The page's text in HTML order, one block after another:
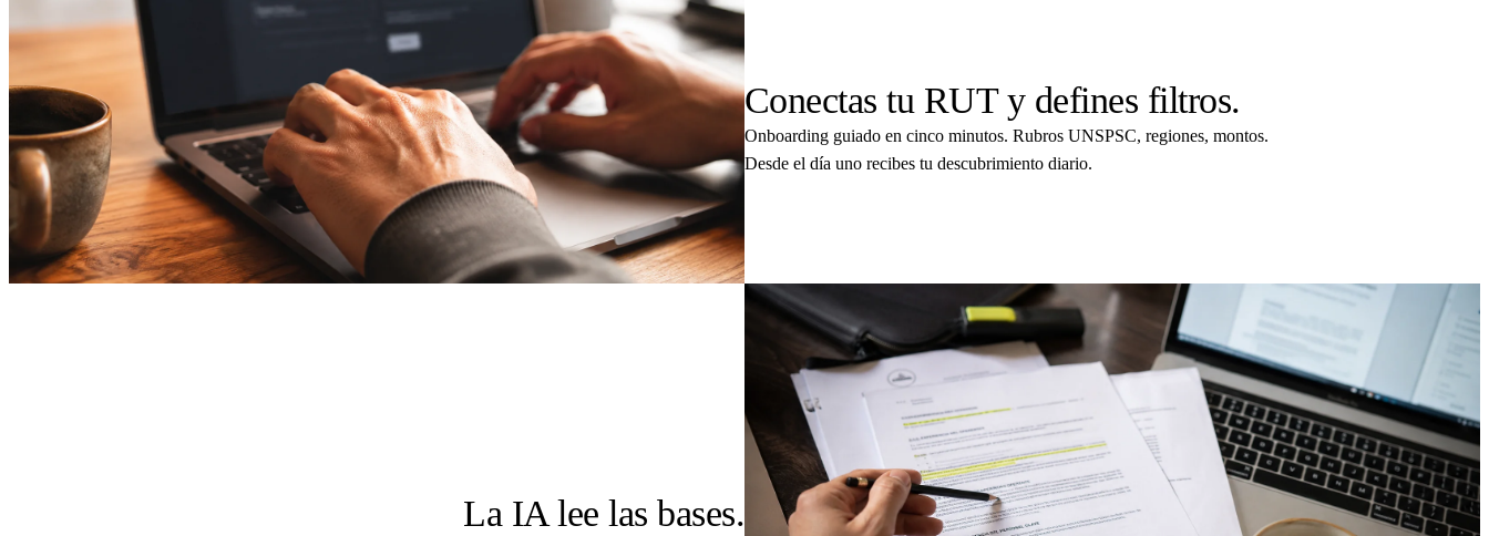
Conectas tu RUT y defines filtros.
Onboarding guiado en cinco minutos. Rubros UNSPSC, regiones, montos.
Desde el día uno recibes tu descubrimiento diario.
La IA lee las bases.